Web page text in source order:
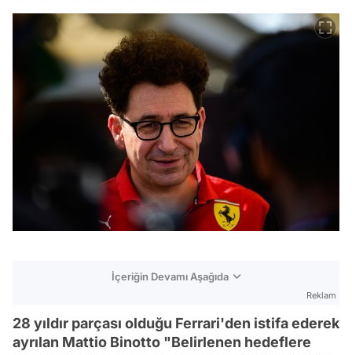
İçeriğin Devamı Aşağıda
Reklam
28 yıldır parçası olduğu Ferrari'den istifa ederek
ayrılan Mattio Binotto "Belirlenen hedeflere